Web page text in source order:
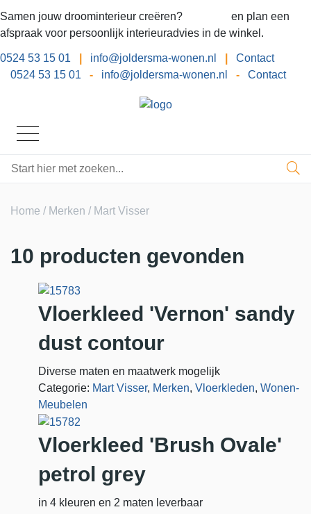
Samen jouw droominterieur creëren?
en plan een
afspraak voor persoonlijk interieuradvies in de winkel.
0524 53 15 01 info@joldersma-wonen.nl
Contact
0524 53 15 01
- info@joldersma-wonen.nl - Contact
Home / Merken / Mart Visser
10 producten gevonden
Vloerkleed 'Vernon' sandy
dust contour
Diverse maten en maatwerk mogelijk
Categorie: Mart Visser, Merken, Vloerkleden, Wonen-
Meubelen
Vloerkleed 'Brush Ovale'
petrol grey
in 4 kleuren en 2 maten leverbaar